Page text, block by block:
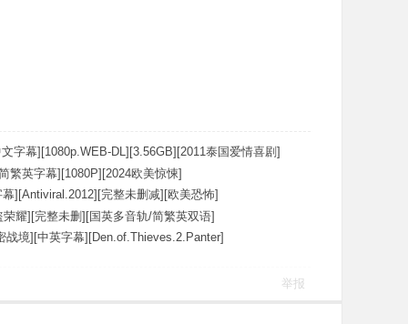
字幕][1080p.WEB-DL][3.56GB][2011泰国爱情喜剧]
繁英字幕][1080P][2024欧美惊悚]
][Antiviral.2012][完整未删减][欧美恐怖]
耀][完整未删][国英多音轨/简繁英双语]
战境][中英字幕][Den.of.Thieves.2.Panter]
举报